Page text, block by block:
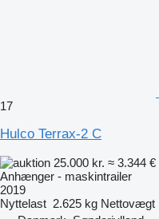
17
Hulco Terrax-2 C
25.000 kr. ≈ 3.344 €
Anhænger - maskintrailer
2019
Nyttelast 2.625 kg Nettovægt